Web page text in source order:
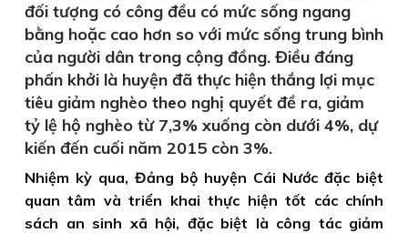
đối tượng có công đều có mức sống ngang
bằng hoặc cao hơn so với mức sống trung bình
của người dân trong cộng đồng. Điều đáng
phấn khởi là huyện đã thực hiện thắng lợi mục
tiêu giảm nghèo theo nghị quyết đề ra, giảm
tỷ lệ hộ nghèo từ 7,3% xuống còn dưới 4%, dự
kiến đến cuối năm 2015 còn 3%.
Nhiệm kỳ qua, Đảng bộ huyện Cái Nước đặc biệt
quan tâm và triển khai thực hiện tốt các chính
sách an sinh xã hội, đặc biệt là công tác giảm